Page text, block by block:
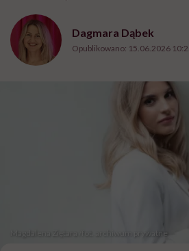
Dagmara Dąbek
Opublikowano: 15.06.2026
Magdalena Ziętara /fot. archiwum prywatne